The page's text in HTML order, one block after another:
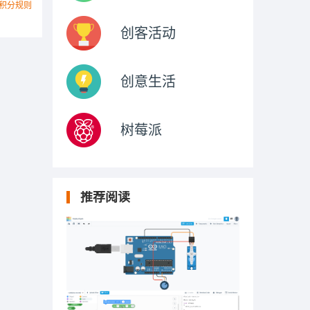
分规则
创客活动
创意生活
树莓派
推荐阅读